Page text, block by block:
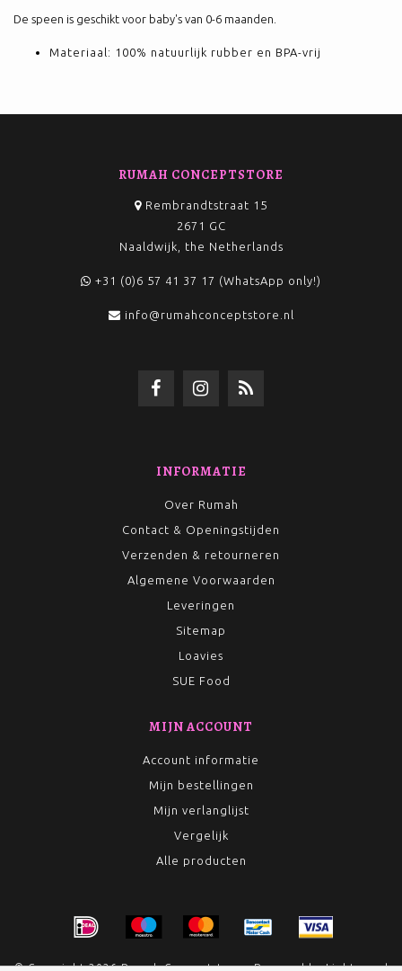
De speen is geschikt voor baby's van 0-6 maanden.
Materiaal: 100% natuurlijk rubber en BPA-vrij
RUMAH CONCEPTSTORE
Rembrandtstraat 15
2671 GC
Naaldwijk, the Netherlands
+31 (0)6 57 41 37 17 (WhatsApp only!)
info@rumahconceptstore.nl
INFORMATIE
Over Rumah
Contact & Openingstijden
Verzenden & retourneren
Algemene Voorwaarden
Leveringen
Sitemap
Loavies
SUE Food
MIJN ACCOUNT
Account informatie
Mijn bestellingen
Mijn verlanglijst
Vergelijk
Alle producten
© Copyright 2026 Rumah Conceptstore - Powered byLightspeed